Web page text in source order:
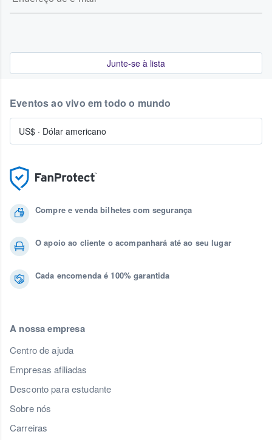
Junte-se à lista
Compre e venda bilhetes com segurança
O apoio ao cliente o acompanhará até ao seu lugar
Cada encomenda é 100% garantida
A nossa empresa
Centro de ajuda
Empresas afiliadas
Desconto para estudante
Sobre nós
Carreiras
Eventos ao vivo em todo o mundo
US$ · Dólar americano